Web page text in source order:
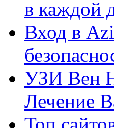
в каждой
Вход в
УЗИ Вен
Лечение